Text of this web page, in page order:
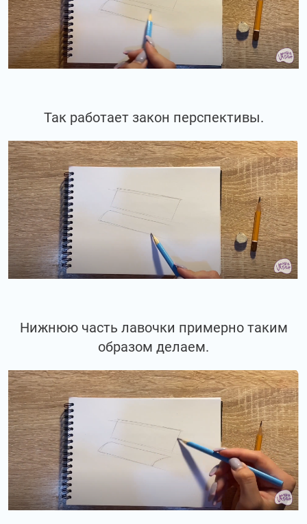
Так работает закон перспективы.
Нижнюю часть лавочки примерно таким
образом делаем.